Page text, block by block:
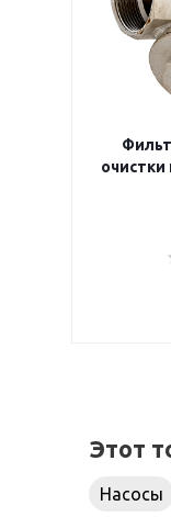
очистки
Этот
Насосы